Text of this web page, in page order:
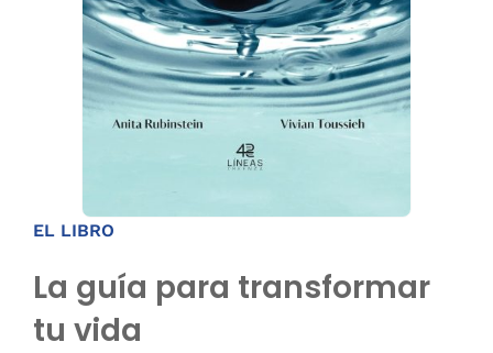
EL LIBRO
La guía para transformar
tu vida